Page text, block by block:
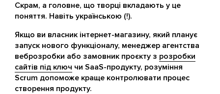
Скрам, а головне, що творці вкладають у це
поняття. Навіть українською (!).
Якщо ви власник інтернет-магазину, який планує
запуск нового функціоналу, менеджер агентства
веброзробки або замовник проєкту з розробки
сайтів під ключ чи SaaS-продукту, розуміння
Scrum допоможе краще контролювати процес
створення продукту.